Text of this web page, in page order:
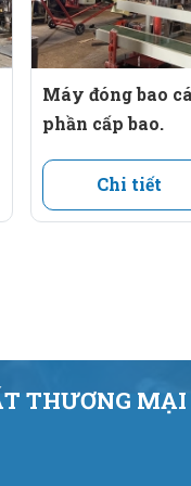
người dùng thân thiện
Máy đóng bao
phần cấp bao.
Chi tiết
THƯƠNG